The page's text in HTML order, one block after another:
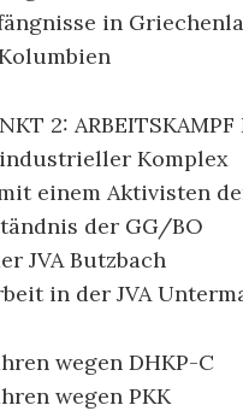
in
2:
Komplex
einem Aktivisten
der GG/BO
JVA Butzbach
in der JVA
wegen DHKP-C
wegen PKK